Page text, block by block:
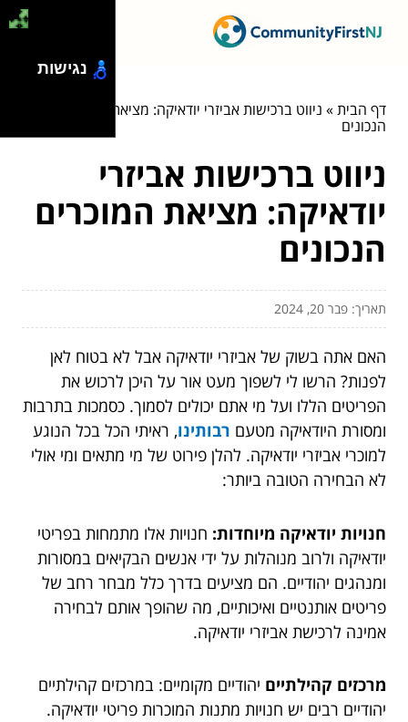
דף הבית» ניווט ברכישות אביזרי יודאיקה: מציאת המוכרים
הנכונים
ניווט ברכישות אביזרי
יודאיקה: מציאת המוכרים
הנכונים
תאריך: פבר 20, 2024
האם אתה בשוק של אביזרי יודאיקה אבל לא בטוח לאן
לפנות? הרשו לי לשפוך מעט אור על היכן לרכוש את
הפריטים הללו ועל מי אתם יכולים לסמוך. כסמכות בתרבות
ומסורת היודאיקה מטעם רבותינו, ראיתי הכל בכל הנוגע
למוכרי אביזרי יודאיקה. להלן פירוט של מי מתאים ומי אולי
לא הבחירה הטובה ביותר:
חנויות יודאיקה מיוחדות: חנויות אלו מתמחות בפריטי
יודאיקה ולרוב מנוהלות על ידי אנשים הבקיאים במסורות
ומנהגים יהודיים. הם מציעים בדרך כלל מבחר רחב של
פריטים אותנטיים ואיכותיים, מה שהופך אותם לבחירה
אמינה לרכישת אביזרי יודאיקה.
מרכזים קהילתיים יהודיים מקומיים: במרכזים קהילתיים
יהודיים רבים יש חנויות מתנות המוכרות פריטי יודאיקה.
נגישות